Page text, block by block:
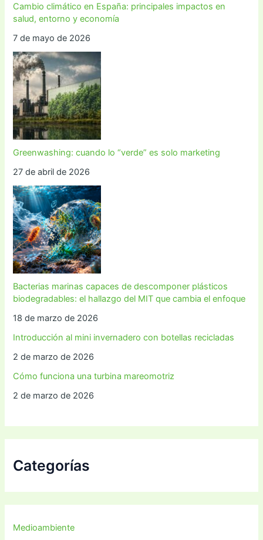
Cambio climático en España: principales impactos en
salud, entorno y economía
7 de mayo de 2026
Greenwashing: cuando lo “verde” es solo marketing
27 de abril de 2026
Bacterias marinas capaces de descomponer plásticos
biodegradables: el hallazgo del MIT que cambia el enfoque
18 de marzo de 2026
Introducción al mini invernadero con botellas recicladas
2 de marzo de 2026
Cómo funciona una turbina mareomotriz
2 de marzo de 2026
Categorías
Medioambiente